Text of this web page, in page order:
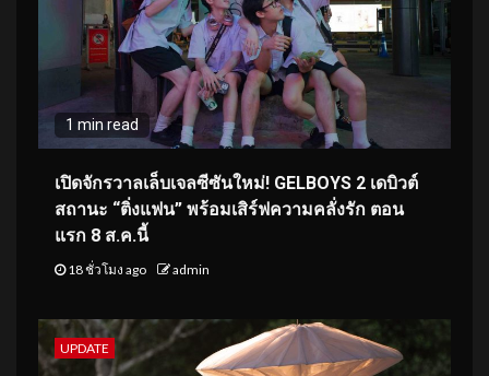
1 min read
เปิดจักรวาลเล็บเจลซีซันใหม่! GELBOYS 2 เดบิวต์
สถานะ “ติ่งแฟน” พร้อมเสิร์ฟความคลั่งรัก ตอน
แรก 8 ส.ค.นี้
18 ชั่วโมง ago admin
UPDATE